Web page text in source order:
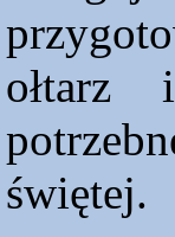
ołtarz
świętej.